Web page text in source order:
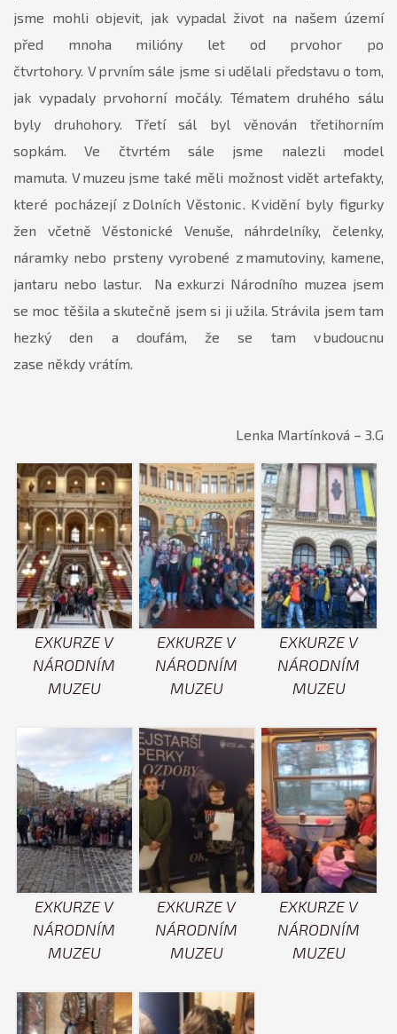
jsme mohli objevit, jak vypadal život na našem území
před mnoha milióny let od prvohor po
čtvrtohory. V prvním sále jsme si udělali představu o tom,
jak vypadaly prvohorní močály. Tématem druhého sálu
byly druhohory. Třetí sál byl věnován třetihorním
sopkám. Ve čtvrtém sále jsme nalezli model
mamuta. V muzeu jsme také měli možnost vidět artefakty,
které pocházejí z Dolních Věstonic. K vidění byly figurky
žen včetně Věstonické Venuše, náhrdelníky, čelenky,
náramky nebo prsteny vyrobené z mamutoviny, kamene,
jantaru nebo lastur. Na exkurzi Národního muzea jsem
se moc těšila a skutečně jsem si ji užila. Strávila jsem tam
hezký den a doufám, že se tam v budoucnu
zase někdy vrátím.
Lenka Martínková – 3.G
EXKURZE V
NÁRODNÍM
MUZEU
EXKURZE V
NÁRODNÍM
MUZEU
EXKURZE V
NÁRODNÍM
MUZEU
EXKURZE V
NÁRODNÍM
MUZEU
EXKURZE V
NÁRODNÍM
MUZEU
EXKURZE V
NÁRODNÍM
MUZEU